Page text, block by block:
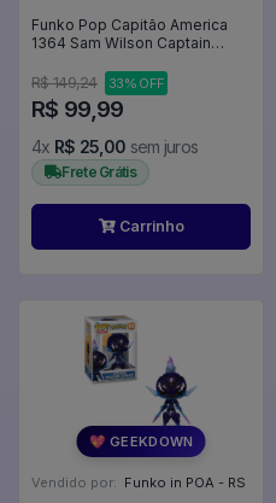
Funko Pop Capitão America
1364 Sam Wilson Captain
#1364
R$ 149,24 33% OFF
R$ 99,99
4x R$ 25,00 sem juros
Frete Grátis
Carrinho
💖 GEEKDOWN
Vendido por: Funko in POA - RS